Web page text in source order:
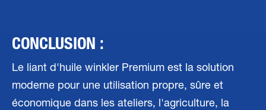
CONCLUSION :
Le liant d'huile winkler Premium est la solution
moderne pour une utilisation propre, sûre et
économique dans les ateliers, l'agriculture, la